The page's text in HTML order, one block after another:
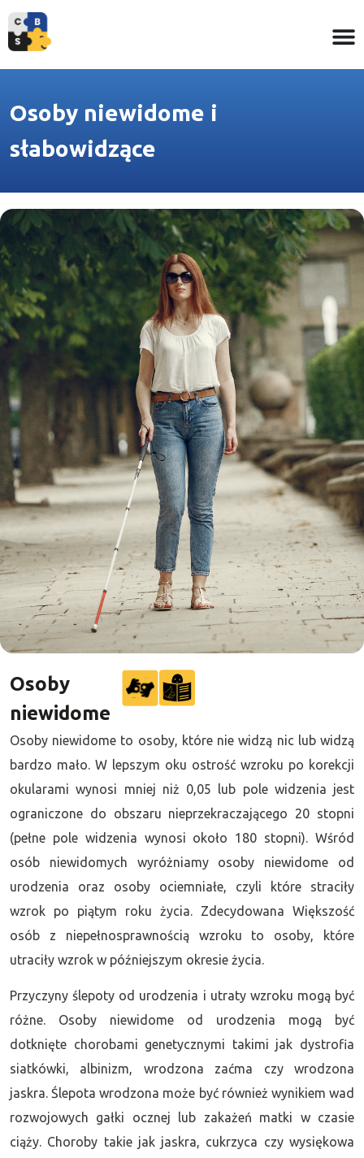
Osoby niewidome i
słabowidzące
Osoby
niewidome
Osoby niewidome to osoby, które nie widzą nic lub widzą
bardzo mało. W lepszym oku ostrość wzroku po korekcji
okularami wynosi mniej niż 0,05 lub pole widzenia jest
ograniczone do obszaru nieprzekraczającego 20 stopni
(pełne pole widzenia wynosi około 180 stopni). Wśród
osób niewidomych wyróżniamy osoby niewidome od
urodzenia oraz osoby ociemniałe, czyli które straciły
wzrok po piątym roku życia. Zdecydowana Większość
osób z niepełnosprawnością wzroku to osoby, które
utraciły wzrok w późniejszym okresie życia.
Przyczyny ślepoty od urodzenia i utraty wzroku mogą być
różne. Osoby niewidome od urodzenia mogą być
dotknięte chorobami genetycznymi takimi jak dystrofia
siatkówki, albinizm, wrodzona zaćma czy wrodzona
jaskra. Ślepota wrodzona może być również wynikiem wad
rozwojowych gałki ocznej lub zakażeń matki w czasie
ciąży. Choroby takie jak jaskra, cukrzyca czy wysiękowa